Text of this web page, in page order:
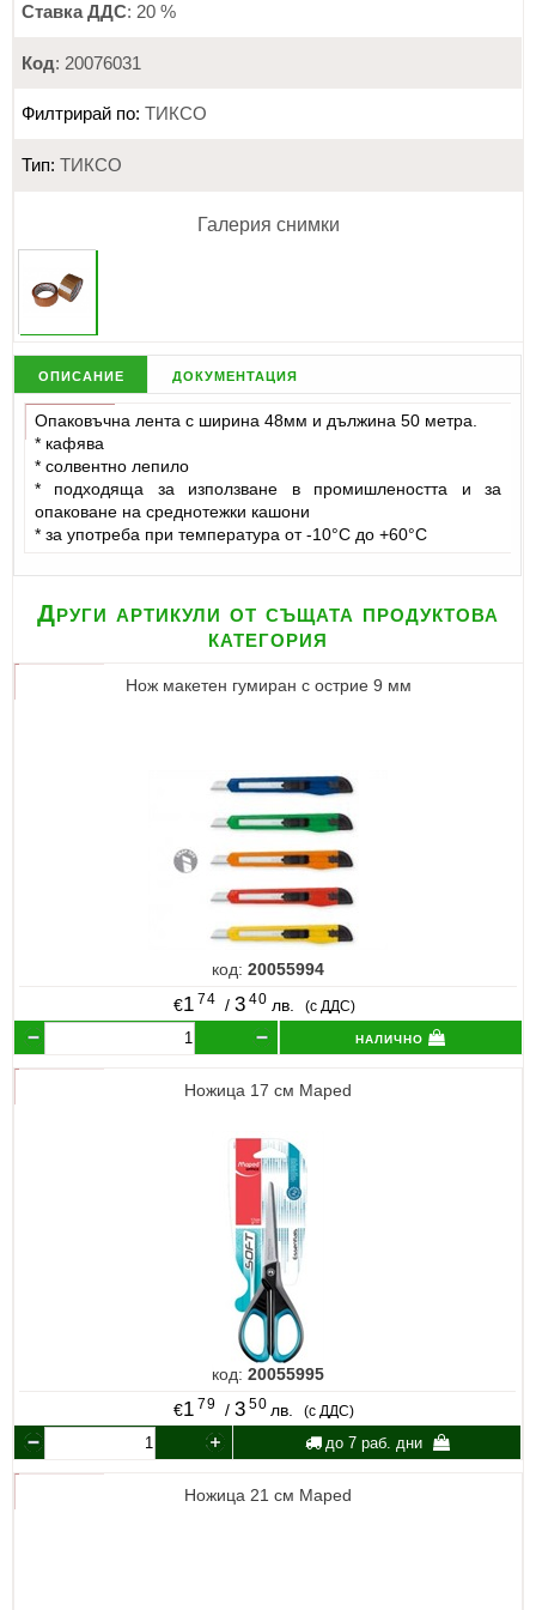
Ставка ДДС: 20 %
Код: 20076031
Филтрирай по: ТИКСО
Тип: ТИКСО
Галерия снимки
описание документация
Опаковъчна лента с ширина 48мм и дължина 50 метра.
* кафява
* солвентно лепило
* подходяща за използване в промишлеността и за
опаковане на среднотежки кашони
* за употреба при температура от -10°C до +60°C
Други артикули от същата продуктова
категория
Нож макетен гумиран с острие 9 мм
код: 20055994
€1 74 /3 40 лв. (с ДДС)
налично
Ножица 17 см Maped
код: 20055995
€1 79 / 3 50 лв. (с ДДС)
до 7 раб. дни
Ножица 21 см Maped